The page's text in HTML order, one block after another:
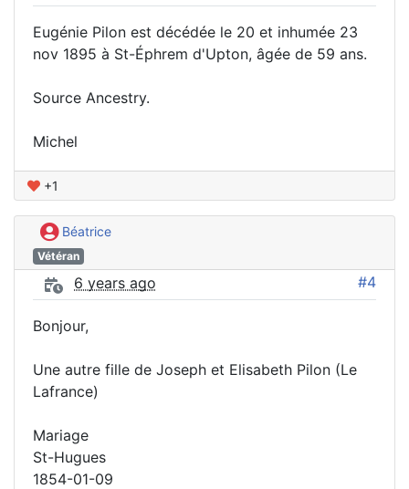
Eugénie Pilon est décédée le 20 et inhumée 23
nov 1895 à St-Éphrem d'Upton, âgée de 59 ans.
Source Ancestry.
Michel
+1
Béatrice
Vétéran
6 years ago #4
Bonjour,
Une autre fille de Joseph et Elisabeth Pilon (Le
Lafrance)
Mariage
St-Hugues
1854-01-09